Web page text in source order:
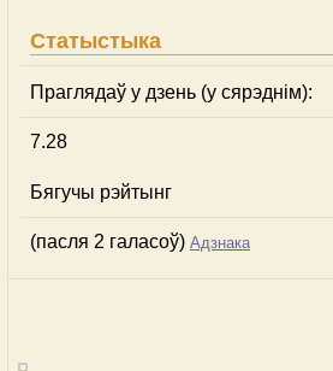
Статыстыка
Праглядаў у дзень (у сярэднім):
7.28
Бягучы рэйтынг
(пасля 2 галасоў) Адзнака